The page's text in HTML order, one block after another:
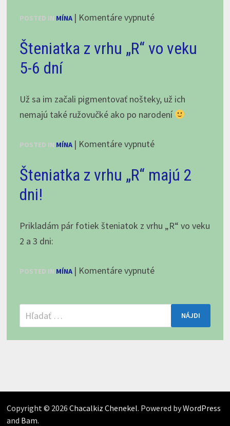
POSTED IN MÍNA | Komentáre vypnuténa
z
nám
utešene
Šteniatka z vrhu „R“ vo veku
5-6 dní
Už sa im začali pigmentovať nošteky, už ich
nemajú také ružovučké ako po narodení
POSTED IN MÍNA | Komentáre vypnuténa
z
vo
6
Šteniatka z vrhu „R“ majú 2
dni!
Prikladám pár fotiek šteniatok z vrhu „R“ vo veku
2 a 3 dni:
POSTED IN MÍNA | Komentáre vypnuténa
Hľadať:
Copyright © 2026 Chacalkiz Chenekel. Powered byWordPress
and Bam.